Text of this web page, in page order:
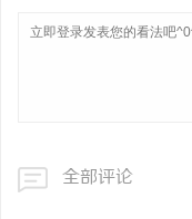
全部评论